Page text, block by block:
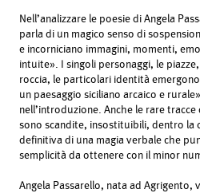
Nell’analizzare le poesie di Angela
parla di un magico senso di
e incorniciano immagini, momenti,
intuite». I singoli personaggi, le
roccia, le particolari identità
un paesaggio siciliano arcaico e
nell’introduzione. Anche le rare
sono scandite, insostituibili, dentro la
definitiva di una magia verbale che
semplicità da ottenere con il minor
Angela Passarello, nata ad Agrigento,